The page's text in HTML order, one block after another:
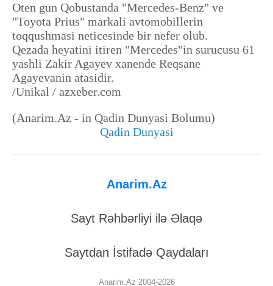
Oten gun Qobustanda "Mercedes-Benz" ve
"Toyota Prius" markali avtomobillerin
toqqushmasi neticesinde bir nefer olub.
Qezada heyatini itiren "Mercedes"in surucusu 61
yashli Zakir Agayev xanende Reqsane
Agayevanin atasidir.
/Unikal / azxeber.com
(Anarim.Az - in Qadin Dunyasi Bolumu)
Qadin Dunyasi
Anarim.Az
Sayt Rəhbərliyi ilə Əlaqə
Saytdan İstifadə Qaydaları
Anarim.Az 2004-2026